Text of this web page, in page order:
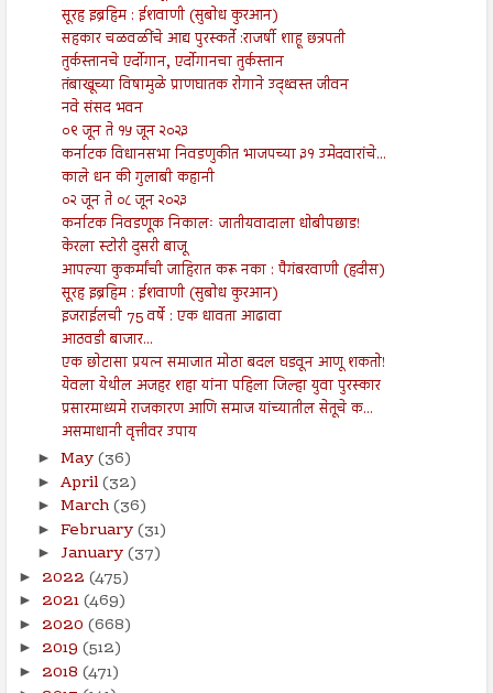
सूरह इब्रहिम : ईशवाणी (सुबोध कुरआन)
सहकार चळवळींचे आद्य पुरस्कर्ते :राजर्षी शाहू छत्रपती
तुर्कस्तानचे एर्दोगान, एर्दोगानचा तुर्कस्तान
तंबाखूच्या विषामुळे प्राणघातक रोगाने उद्ध्वस्त जीवन
नवे संसद भवन
०९ जून ते १५ जून २०२३
कर्नाटक विधानसभा निवडणुकीत भाजपच्या ३१ उमेदवारांचे...
काले धन की गुलाबी कहानी
०२ जून ते ०८ जून २०२३
कर्नाटक निवडणूक निकालः जातीयवादाला धोबीपछाड!
केरला स्टोरी दुसरी बाजू
आपल्या कुकर्मांची जाहिरात करू नका : पैगंबरवाणी (हदीस)
सूरह इब्रहिम : ईशवाणी (सुबोध कुरआन)
इजराईलची 75 वर्षे : एक धावता आढावा
आठवडी बाजार...
एक छोटासा प्रयत्न समाजात मोठा बदल घडवून आणू शकतो!
येवला येथील अजहर शहा यांना पहिला जिल्हा युवा पुरस्कार
प्रसारमाध्यमे राजकारण आणि समाज यांच्यातील सेतूचे क...
असमाधानी वृत्तीवर उपाय
► May(36)
► April(32)
► March(36)
► February(31)
► January(37)
► 2022 (475)
► 2021(469)
► 2020 (668)
► 2019 (512)
► 2018 (471)